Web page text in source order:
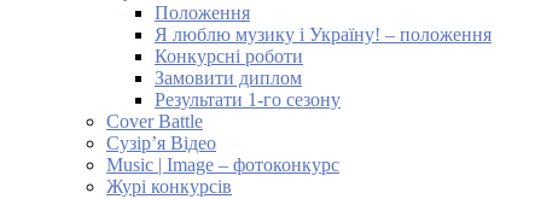
Положення
Я люблю музику і Україну! – положення
Конкурсні роботи
Замовити диплом
Результати 1-го сезону
Cover Battle
Сузір’я Відео
Music | Image – фотоконкурс
Журі конкурсів